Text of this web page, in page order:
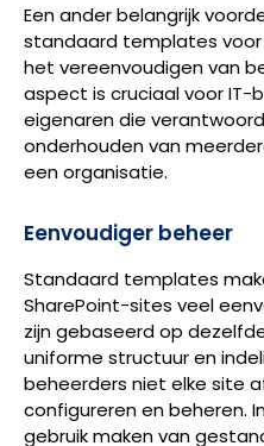
Een ander belangrijk
standaard templates voor
het vereenvoudigen van
aspect is cruciaal voor IT-
eigenaren die
onderhouden van
een organisatie.
Eenvoudiger beheer
Standaard templates
SharePoint-sites veel
zijn gebaseerd op
uniforme structuur en
beheerders niet elke site
configureren en beheren.
gebruik maken van